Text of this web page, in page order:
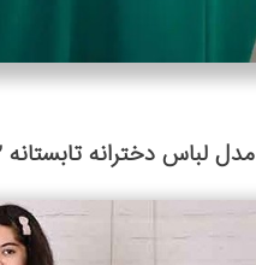
مدل لباس دخترانه تابستانه ۱۴۰۲